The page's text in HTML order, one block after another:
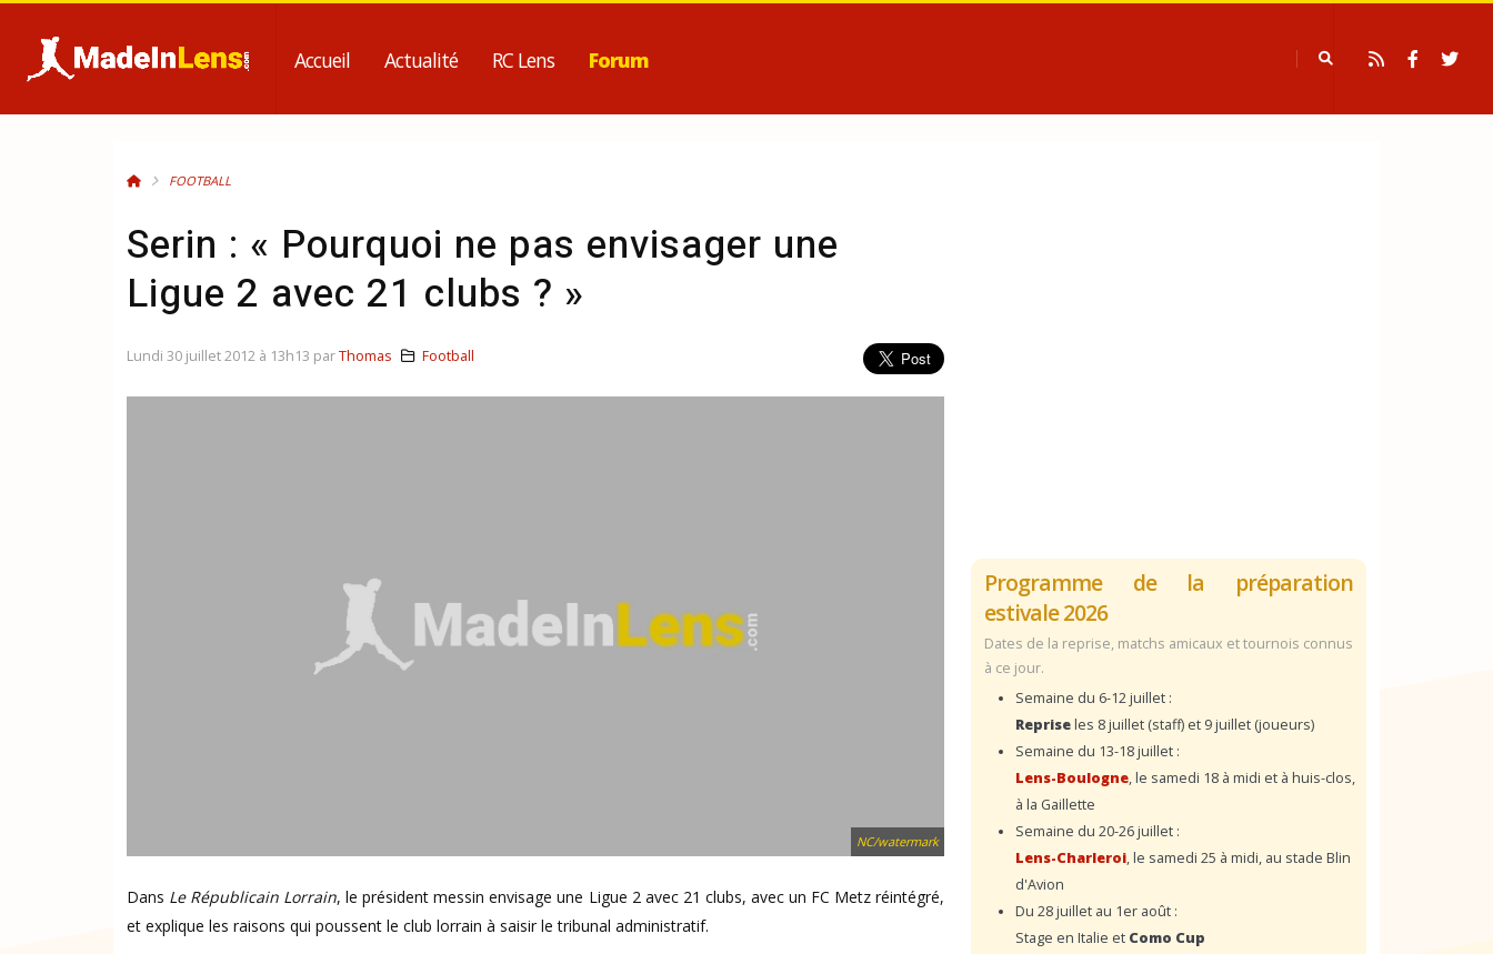
Accueil Actualité RC Lens Forum
FOOTBALL
Serin : « Pourquoi ne pas envisager une
Ligue 2 avec 21 clubs ? »
NC/watermark
Dans Le Républicain Lorrain, le président messin envisage une Ligue 2 avec 21 clubs, avec un FC Metz réintégré,
et explique les raisons qui poussent le club lorrain à saisir le tribunal administratif.
Lundi 30 juillet 2012 à 13h13 parThomas Football
Programme de la préparation
estivale 2026
Dates de la reprise, matchs amicaux et tournois connus
à ce jour.
Semaine du 6-12 juillet :
Repriseles 8 juillet (staff) et 9 juillet (joueurs)
Semaine du 13-18 juillet :
Lens-Boulogne, le samedi 18 à midi et à huis-clos,
à la Gaillette
Semaine du 20-26 juillet :
Lens-Charleroi, le samedi 25 à midi, au stade Blin
d'Avion
Du 28 juillet au 1er août :
Stage en Italie et Como Cup